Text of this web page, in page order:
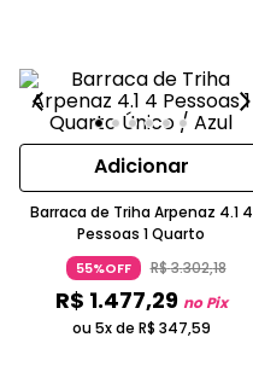
Adicionar
Barraca de Triha Arpenaz 4.1 4
Pessoas 1 Quarto
55%OFF R$3.302,18
R$ 1.477,29 no Pix
ou 5x de R$ 347,59